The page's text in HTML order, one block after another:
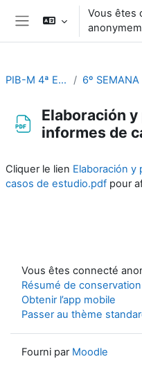
Passer au contenu principal
Panneau latéral
Vous êtes
PIB-M 4ª Ed. (fase práctica)
Elaboración
informes de
Cliquer le lien Elaboración y
casos de estudio.pdf pour
Vous êtes connecté
Résumé de
Obtenir l’app mobile
Passer au thème
Fourni par Moodle